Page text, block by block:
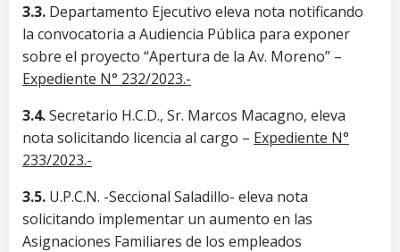
3.3. Departamento Ejecutivo eleva nota notificando
la convocatoria a Audiencia Pública para exponer
sobre el proyecto “Apertura de la Av. Moreno” –
Expediente N° 232/2023.-
3.4.Secretario H.C.D., Sr. Marcos Macagno, eleva
nota solicitando licencia al cargo – Expediente N°
233/2023.-
3.5. U.P.C.N. -Seccional Saladillo- eleva nota
solicitando implementar un aumento en las
Asignaciones Familiares de los empleados